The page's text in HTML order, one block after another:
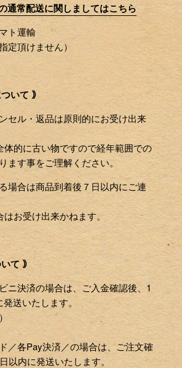
通常配送に関しましてはこちら
ト運輸
定頂けません）
いて ｠
セル・返品は原則的にお受け出来
体的に古い物ですので経年範囲での
ます事をご理解ください。
場合は商品到着後７日以内にご連
お受け出来かねます。
て ｠
ニ決済の場合は、ご入金確認後、1
発送いたします。
／各Pay決済／の場合は、ご注文確
以内に発送いたします。